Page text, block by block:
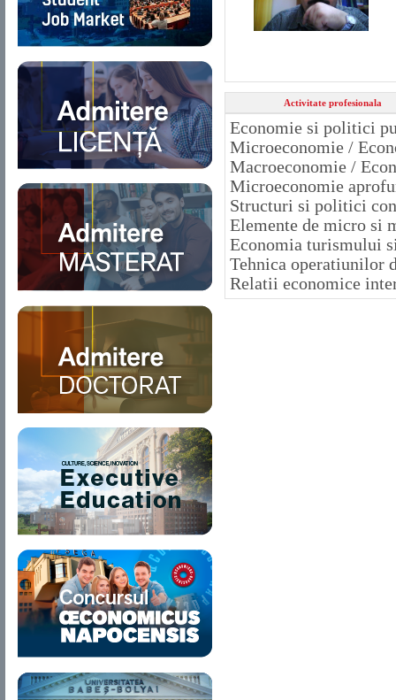
Activitate profesionala
Economie si politici
Microeconomie /
Macroeconomie /
Microeconomie
Structuri si politici
Elemente de micro si
Economia turismului
Tehnica operatiunilor
Relatii economice